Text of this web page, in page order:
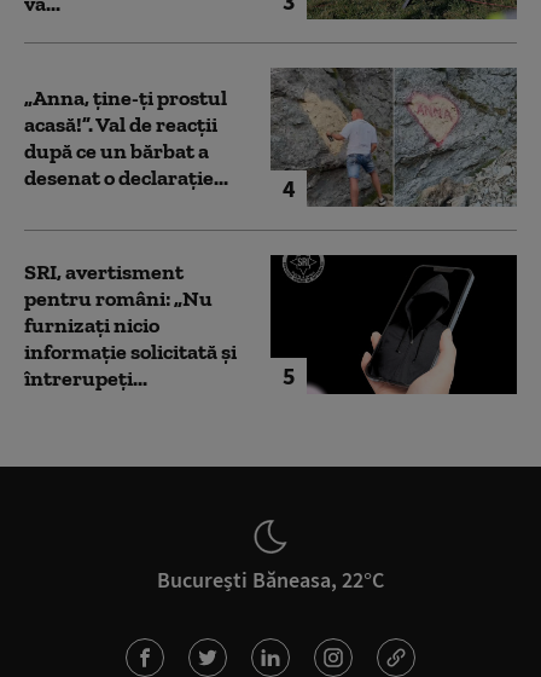
4
„Anna, ţine-ţi prostul
acasă!”. Val de reacții
după ce un bărbat a
desenat o declarație...
5
SRI, avertisment
pentru români: „Nu
furnizați nicio
informație solicitată și
întrerupeți...
București Băneasa, 22°C